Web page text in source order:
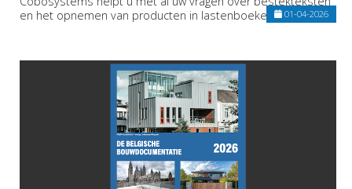
en het opnemen van producten in lastenboeken
01-04-2026